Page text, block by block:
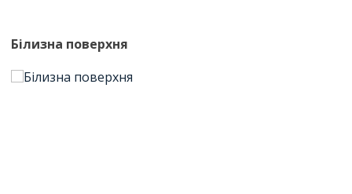
Білизна поверхня